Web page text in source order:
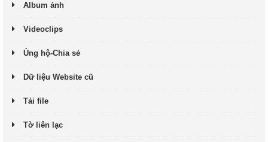
Album ảnh
Videoclips
Ủng hộ-Chia sẻ
Dữ liệu Website cũ
Tải file
Tờ liên lạc